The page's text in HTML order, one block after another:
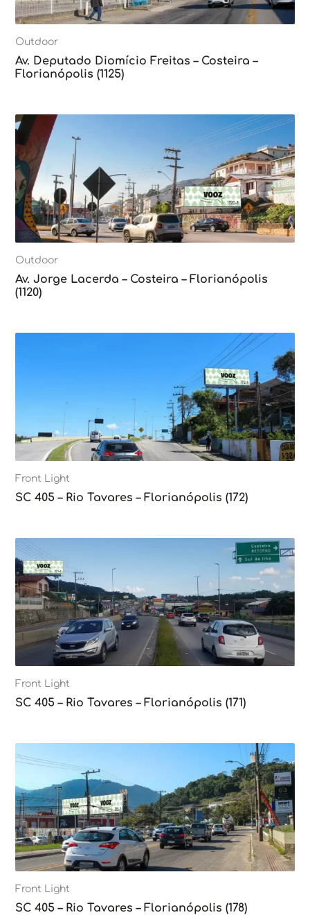
Outdoor
Av. Deputado Diomício Freitas – Costeira –
Florianópolis (1125)
Outdoor
Av. Jorge Lacerda – Costeira – Florianópolis
(1120)
Front Light
SC 405 – Rio Tavares – Florianópolis (172)
Front Light
SC 405 – Rio Tavares – Florianópolis (171)
Front Light
SC 405 – Rio Tavares – Florianópolis (178)